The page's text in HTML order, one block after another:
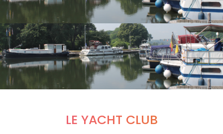
LE YACHT CLUB